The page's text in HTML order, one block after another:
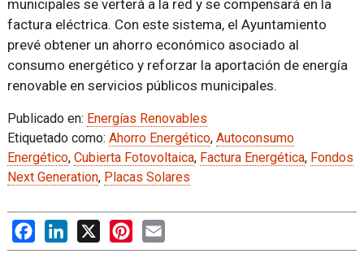
municipales se verterá a la red y se compensará en la
factura eléctrica. Con este sistema, el Ayuntamiento
prevé obtener un ahorro económico asociado al
consumo energético y reforzar la aportación de energía
renovable en servicios públicos municipales.
Publicado en: Energías Renovables
Etiquetado como: Ahorro Energético, Autoconsumo
Energético, Cubierta Fotovoltaica, Factura Energética, Fondos
Next Generation, Placas Solares
FacebookLinkedIn
X PinterestEmail